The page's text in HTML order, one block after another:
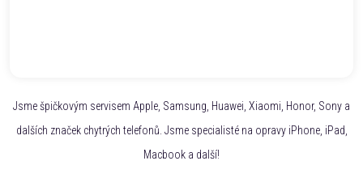
Jsme špičkovým servisem Apple, Samsung, Huawei, Xiaomi, Honor, Sony a
dalších značek chytrých telefonů. Jsme specialisté na opravy iPhone, iPad,
Macbook a další!